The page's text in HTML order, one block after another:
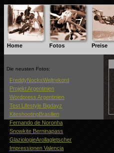
Home Fotos Preise
Die neusten Fotos:
FreddyNocksWeltrekord
Projekt Argentinien
Wordpress Argentinien
Test Lifestyle Bigdayz
KiteshootingBrasilien
Fernando de Noronha
Snowkite Berninapass
GlaziologieArollagletscher
Impressionen Valencia
© byscout-out.ch |impressum|